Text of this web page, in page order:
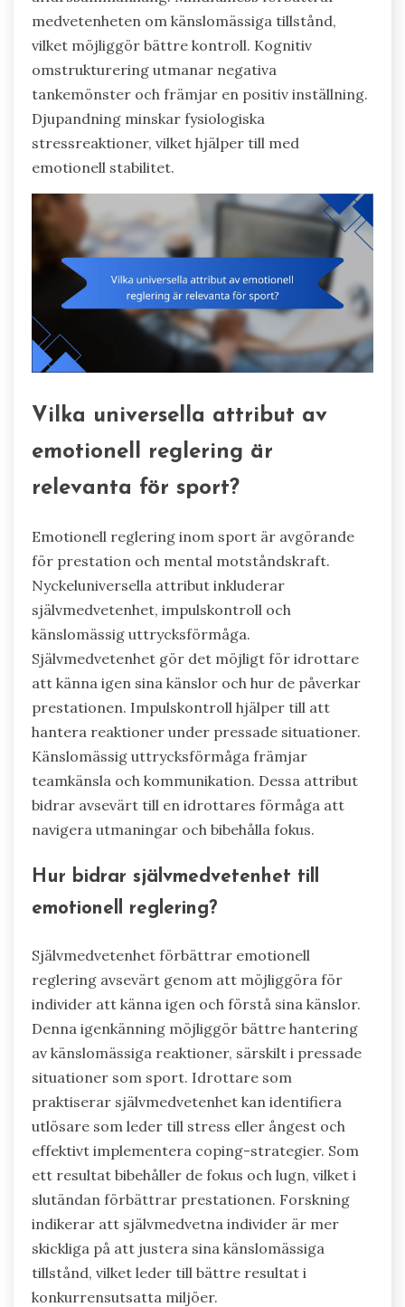
medvetenheten om känslomässiga tillstånd,
vilket möjliggör bättre kontroll. Kognitiv
omstrukturering utmanar negativa
tankemönster och främjar en positiv inställning.
Djupandning minskar fysiologiska
stressreaktioner, vilket hjälper till med
emotionell stabilitet.
Vilka universella attribut av
emotionell reglering är
relevanta för sport?
Emotionell reglering inom sport är avgörande
för prestation och mental motståndskraft.
Nyckeluniversella attribut inkluderar
självmedvetenhet, impulskontroll och
känslomässig uttrycksförmåga.
Självmedvetenhet gör det möjligt för idrottare
att känna igen sina känslor och hur de påverkar
prestationen. Impulskontroll hjälper till att
hantera reaktioner under pressade situationer.
Känslomässig uttrycksförmåga främjar
teamkänsla och kommunikation. Dessa attribut
bidrar avsevärt till en idrottares förmåga att
navigera utmaningar och bibehålla fokus.
Hur bidrar självmedvetenhet till
emotionell reglering?
Självmedvetenhet förbättrar emotionell
reglering avsevärt genom att möjliggöra för
individer att känna igen och förstå sina känslor.
Denna igenkänning möjliggör bättre hantering
av känslomässiga reaktioner, särskilt i pressade
situationer som sport. Idrottare som
praktiserar självmedvetenhet kan identifiera
utlösare som leder till stress eller ångest och
effektivt implementera coping-strategier. Som
ett resultat bibehåller de fokus och lugn, vilket i
slutändan förbättrar prestationen. Forskning
indikerar att självmedvetna individer är mer
skickliga på att justera sina känslomässiga
tillstånd, vilket leder till bättre resultat i
konkurrensutsatta miljöer.